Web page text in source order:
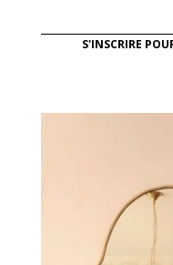
S'INSCRIRE